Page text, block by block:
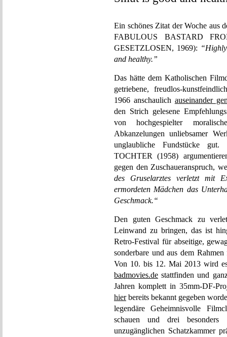
Ein schönes Zitat der Woche aus
FABULOUS BASTARD
GESETZLOSEN, 1969):
and healthy.”
Das hätte dem Katholischen
getriebene, freudlos-
1966 anschaulich auseinander
den Strich gelesene
von hochgespielter
Abkanzelungen unliebsamer
unglaubliche Fundstücke
TOCHTER (1958)
gegen den Zuschaueranspruch,
des Gruselarztes verletzt mit
ermordeten Mädchen das
Geschmack.“
Den guten Geschmack zu
Leinwand zu bringen, das ist
Retro-Festival für abseitige,
sonderbare und aus dem
Von 10. bis 12. Mai 2013 wird
badmovies.de stattfinden und
Jahren komplett in 35mm-DF-
hierbereits bekannt gegeben
legendäre Geheimnisvolle
schauen und drei besonders
unzugänglichen Schatzkammer